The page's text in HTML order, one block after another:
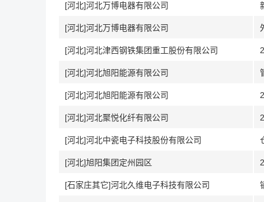
[河北]河北万博电器有限公司
[河北]河北万博电器有限公司
[河北]河北津西钢铁集团重工股份有限公司
[河北]河北旭阳能源有限公司
[河北]河北旭阳能源有限公司
[河北]河北聚悦化纤有限公司
[河北]河北中瓷电子科技股份有限公司
[河北]旭阳集团定州园区
[石家庄其它]河北久维电子科技有限公司